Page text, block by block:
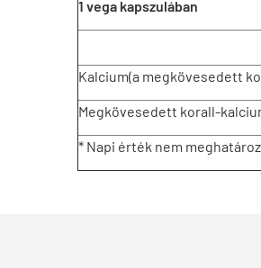
1 vega kapszulában
Kalcium(a megkövesedett
Megkövesedett korall-
* Napi érték nem